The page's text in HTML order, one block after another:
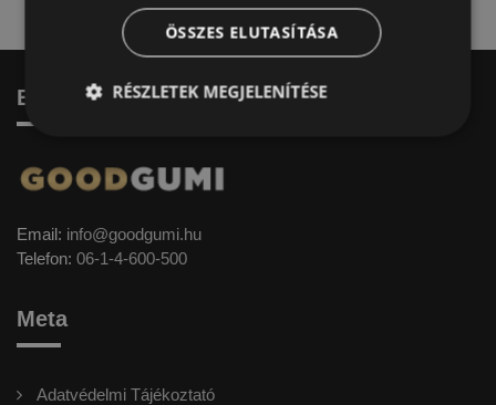
Elérhetőség
Email: info@goodgumi.hu
Telefon: 06-1-4-600-500
Meta
Adatvédelmi Tájékoztató
ÖSSZES ELUTASÍTÁSA
RÉSZLETEK MEGJELENÍTÉSE